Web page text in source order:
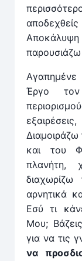
Έργο
και του
πλανήτη,
αρνητικά
Εσύ τι
Μου;
για να τις
να